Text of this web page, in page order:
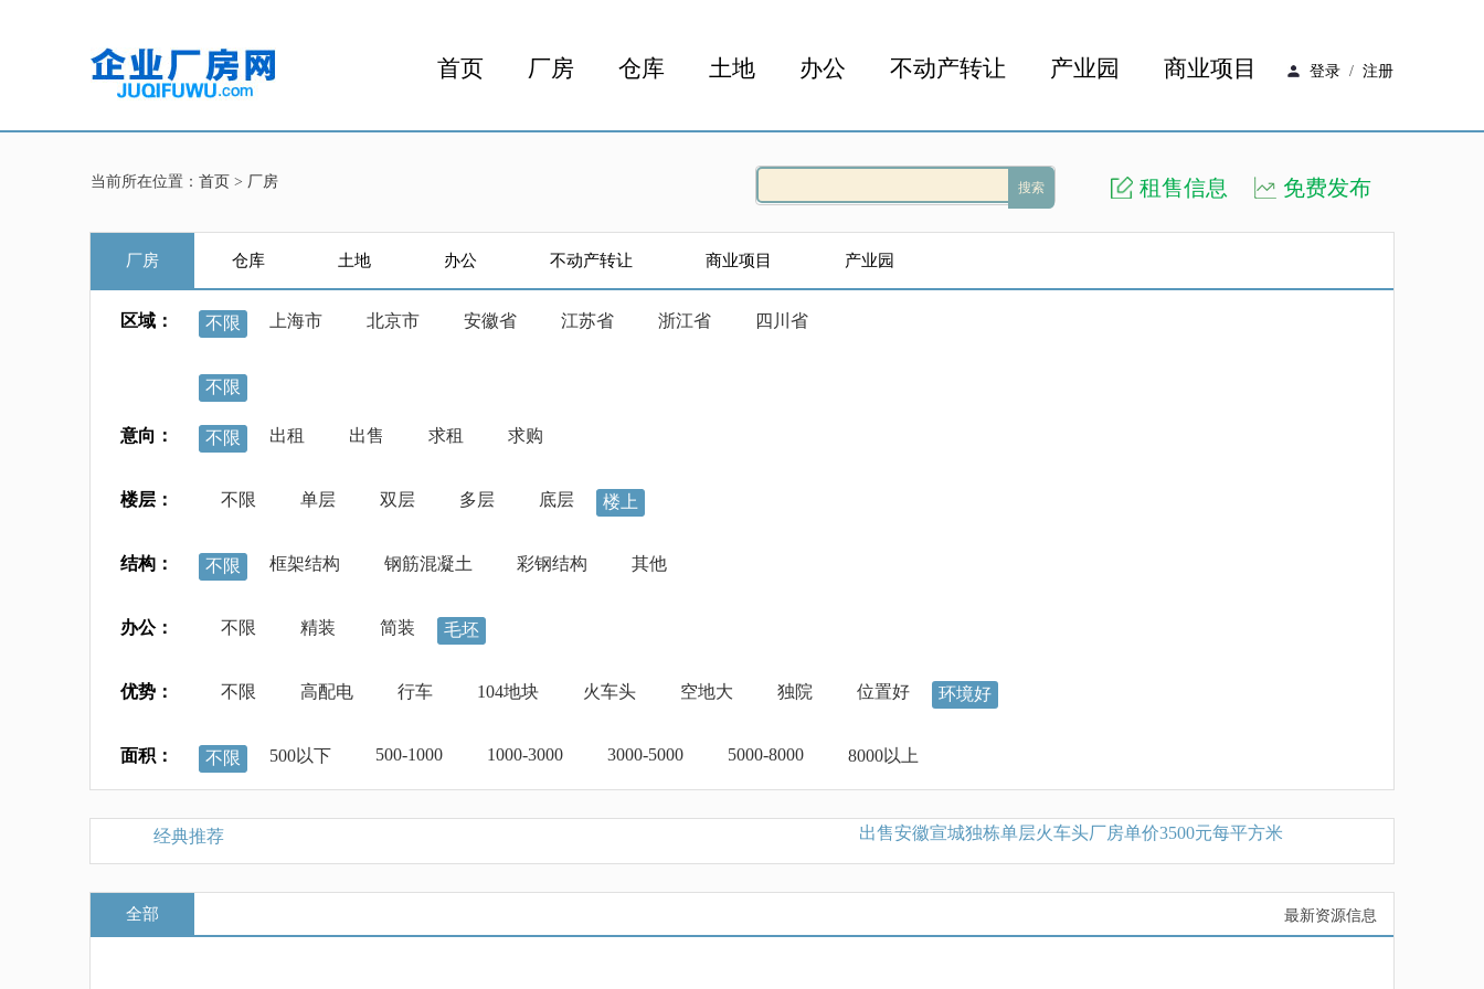
首页 厂房 仓库 土地 办公 不动产转让 产业园 商业项目 登录 / 注册
当前所在位置： 首页 > 厂房 租售信息 免费发布
搜索
厂房 仓库 土地 办公 不动产转让 商业项目 产业园
区域： 不限 上海市 北京市 安徽省 江苏省 浙江省 四川省
不限
意向： 不限 出租 出售 求租 求购
楼层： 不限 单层 双层 多层 底层 楼上
结构： 不限 框架结构 钢筋混凝土 彩钢结构 其他
办公： 不限 精装 简装 毛坯
优势： 不限 高配电 行车 104地块 火车头 空地大 独院 位置好 环境好
面积： 不限 500以下 500-1000 1000-3000 3000-5000 5000-8000 8000以上
经典推荐 出售安徽宣城独栋单层火车头厂房单价3500元每平方米
全部 最新资源信息